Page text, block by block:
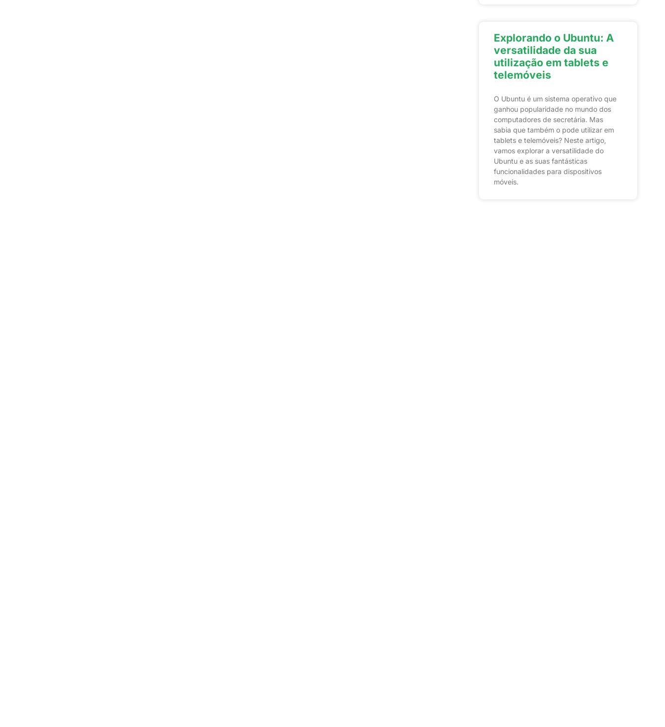
Explorando o Ubuntu: A
versatilidade da sua
utilização em tablets e
telemóveis
O Ubuntu é um sistema operativo que
ganhou popularidade no mundo dos
computadores de secretária. Mas
sabia que também o pode utilizar em
tablets e telemóveis? Neste artigo,
vamos explorar a versatilidade do
Ubuntu e as suas fantásticas
funcionalidades para dispositivos
móveis.